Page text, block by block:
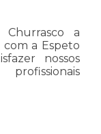
a
a Espeto
nossos